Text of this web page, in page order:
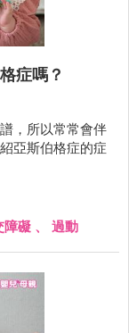
症嗎？
，所以常常會伴
亞斯伯格症的症
障礙 、 過動